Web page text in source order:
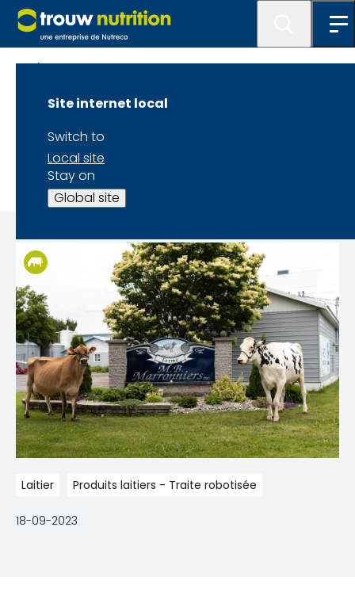
Site internet local
Switch to
Local site
Stay on
Global site
Blogue
FERME M.B.
MARRONNIERS
Laitier Produits laitiers - Traite robotisée
18-09-2023